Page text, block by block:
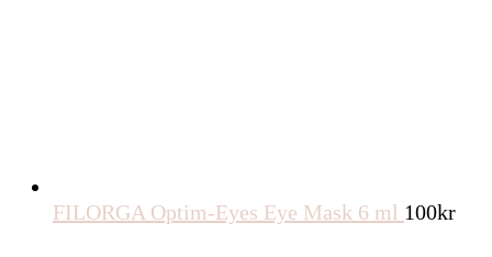
FILORGA Optim-Eyes Eye Mask 6 ml 100kr